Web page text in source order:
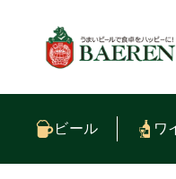
進む
ビール ワ